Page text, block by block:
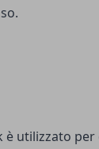
è utilizzato